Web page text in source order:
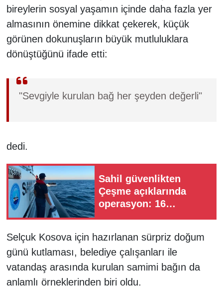
bireylerin sosyal yaşamın içinde daha fazla yer
almasının önemine dikkat çekerek, küçük
görünen dokunuşların büyük mutluluklara
dönüştüğünü ifade etti:
"Sevgiyle kurulan bağ her şeyden değerli"
dedi.
Sahil güvenlikten
Çeşme açıklarında
operasyon: 16
Selçuk Kosova için hazırlanan sürpriz doğum
günü kutlaması, belediye çalışanları ile
vatandaş arasında kurulan samimi bağın da
anlamlı örneklerinden biri oldu.